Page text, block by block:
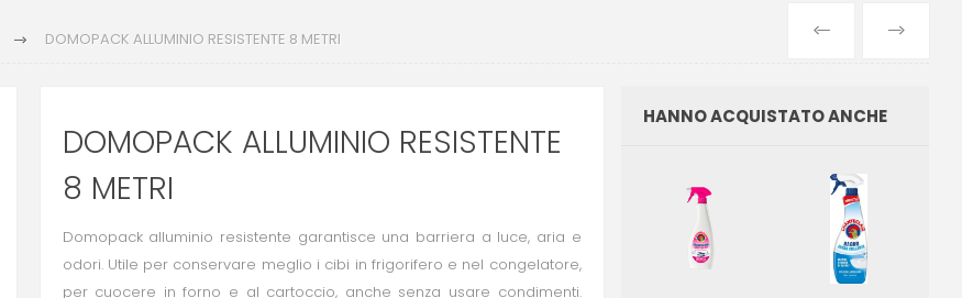
DOMOPACK ALLUMINIO RESISTENTE 8 METRI
PREVIOUS
PRODUCT
DOMOPACK ALLUMINIO RESISTENTE
8 METRI
Domopack alluminio resistente garantisce una barriera a luce, aria e
odori. Utile per conservare meglio i cibi in frigorifero e nel congelatore,
per cuocere in forno e al cartoccio, anche senza usare condimenti.
HANNO ACQUISTATO ANCHE